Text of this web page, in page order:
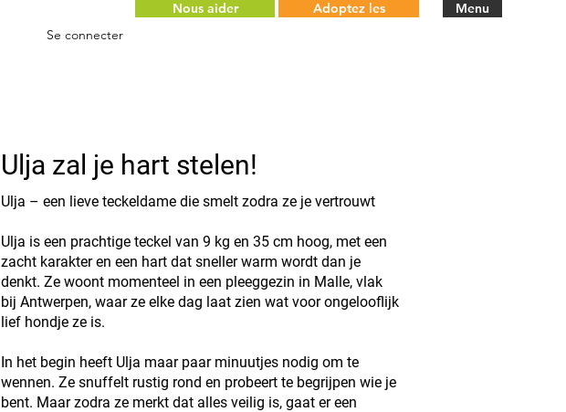
Se connecter
Nous aider Adoptez les Menu
Ulja zal je hart stelen!
Ulja – een lieve teckeldame die smelt zodra ze je vertrouwt
Ulja is een prachtige teckel van 9 kg en 35 cm hoog, met een
zacht karakter en een hart dat sneller warm wordt dan je
denkt. Ze woont momenteel in een pleeggezin in Malle, vlak
bij Antwerpen, waar ze elke dag laat zien wat voor ongelooflijk
lief hondje ze is.
In het begin heeft Ulja maar paar minuutjes nodig om te
wennen. Ze snuffelt rustig rond en probeert te begrijpen wie je
bent. Maar zodra ze merkt dat alles veilig is, gaat er een